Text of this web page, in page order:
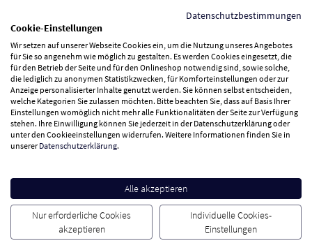
Vertrag widerrufen
Zahlungsarten
Wir versenden mit
Besuchen Sie uns
Cookie Einstellungen AGB Datenschutz Impressum
Datenschutzbestimmungen
Cookie-Einstellungen
Wir setzen auf unserer Webseite Cookies ein, um die Nutzung unseres Angebotes
für Sie so angenehm wie möglich zu gestalten. Es werden Cookies eingesetzt, die
für den Betrieb der Seite und für den Onlineshop notwendig sind, sowie solche,
die lediglich zu anonymen Statistikzwecken, für Komforteinstellungen oder zur
Anzeige personalisierter Inhalte genutzt werden. Sie können selbst entscheiden,
welche Kategorien Sie zulassen möchten. Bitte beachten Sie, dass auf Basis Ihrer
Einstellungen womöglich nicht mehr alle Funktionalitäten der Seite zur Verfügung
stehen. Ihre Einwilligung können Sie jederzeit in der Datenschutzerklärung oder
unter den Cookieeinstellungen widerrufen. Weitere Informationen finden Sie in
unsererDatenschutzerklärung.
Alle akzeptieren
Nur erforderliche Cookies
akzeptieren
Individuelle Cookies-
Einstellungen